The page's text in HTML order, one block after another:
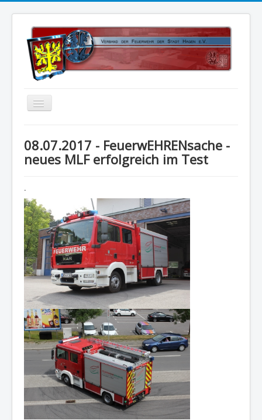
Über uns
Satzung
Kalender
Status 5
Berichte
Impressum
Datenschutz
08.07.2017 - FeuerwEHRENsache -
neues MLF erfolgreich im Test
.